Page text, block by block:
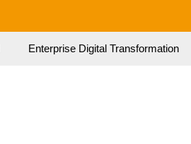
Enterprise Digital Transformation